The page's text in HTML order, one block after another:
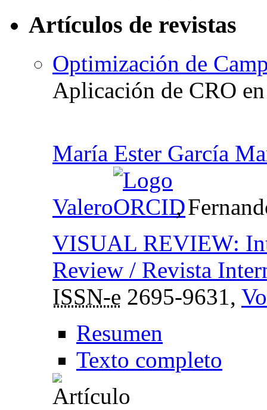
Artículos de revistas
Optimización de
Aplicación de CRO
María Ester García
Valero
,
VISUAL REVIEW:
Review / Revista
ISSN-e 2695-9631,
Resumen
Texto completo